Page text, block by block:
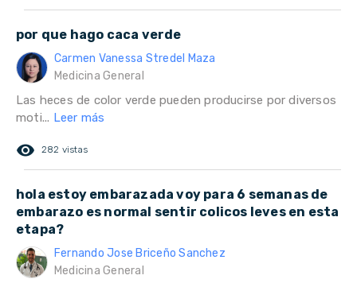
por que hago caca verde
Carmen Vanessa Stredel Maza
Medicina General
Las heces de color verde pueden producirse por diversos
moti... Leer más
remove_red_eye 282 vistas
hola estoy embarazada voy para 6 semanas de
embarazo es normal sentir colicos leves en esta
etapa?
Fernando Jose Briceño Sanchez
Medicina General